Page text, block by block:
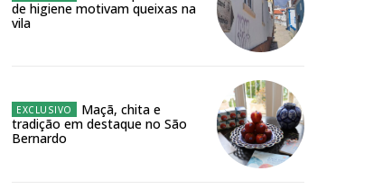
de higiene motivam queixas na
vila
Maçã, chita e
tradição em destaque no São
Bernardo